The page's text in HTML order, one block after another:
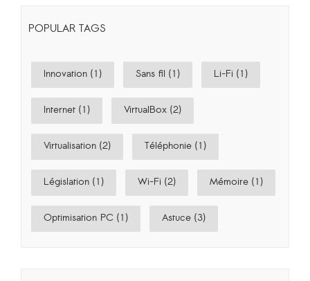
POPULAR TAGS
Innovation (1) Sans fil (1) Li-Fi (1)
Internet (1) VirtualBox (2)
Virtualisation (2) Téléphonie (1)
Législation (1) Wi-Fi (2) Mémoire (1)
Optimisation PC (1) Astuce (3)